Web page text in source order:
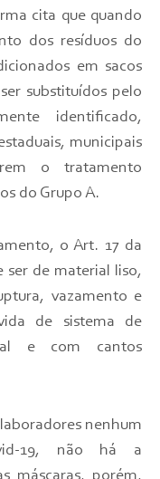
cita que quando
dos resíduos do
em sacos
substituídos pelo
identificado,
municipais
o tratamento
do Grupo A.
o Art. 17 da
ser de material liso,
vazamento e
de sistema de
e com cantos
nenhum
19, não há a